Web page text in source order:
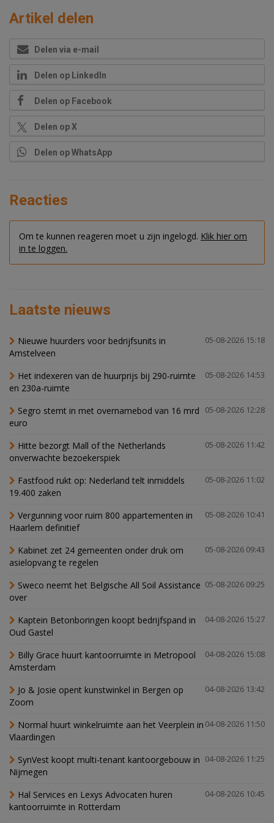
Artikel delen
Delen via e-mail
Delen op LinkedIn
Delen op Facebook
Delen op X
Delen op WhatsApp
Reacties
Om te kunnen reageren moet u zijn ingelogd. Klik hier om
in te loggen.
Laatste nieuws
05-08-2026 15:18
Nieuwe huurders voor bedrijfsunits in
Amstelveen
05-08-2026 14:53
Het indexeren van de huurprijs bij 290-ruimte
en 230a-ruimte
05-08-2026 12:28
Segro stemt in met overnamebod van 16 mrd
euro
05-08-2026 11:42
Hitte bezorgt Mall of the Netherlands
onverwachte bezoekerspiek
05-08-2026 11:02
Fastfood rukt op: Nederland telt inmiddels
19.400 zaken
05-08-2026 10:41
Vergunning voor ruim 800 appartementen in
Haarlem definitief
05-08-2026 09:43
Kabinet zet 24 gemeenten onder druk om
asielopvang te regelen
05-08-2026 09:25
Sweco neemt het Belgische All Soil Assistance
over
04-08-2026 15:27
Kaptein Betonboringen koopt bedrijfspand in
Oud Gastel
04-08-2026 15:08
Billy Grace huurt kantoorruimte in Metropool
Amsterdam
04-08-2026 13:42
Jo & Josie opent kunstwinkel in Bergen op
Zoom
04-08-2026 11:50
Normal huurt winkelruimte aan het Veerplein in
Vlaardingen
04-08-2026 11:25
SynVest koopt multi-tenant kantoorgebouw in
Nijmegen
04-08-2026 10:45
Hal Services en Lexys Advocaten huren
kantoorruimte in Rotterdam